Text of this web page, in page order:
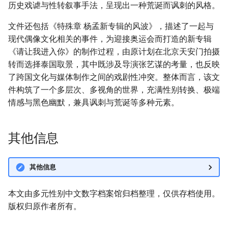
历史戏谑与性转叙事手法，呈现出一种荒诞而讽刺的风格。
文件还包括《特殊章 杨孟新专辑的风波》，描述了一起与
现代偶像文化相关的事件，为迎接奥运会而打造的新专辑
《请让我进入你》的制作过程，由原计划在北京天安门拍摄
转而选择泰国取景，其中既涉及导演张艺谋的考量，也反映
了跨国文化与媒体制作之间的戏剧性冲突。整体而言，该文
件构筑了一个多层次、多视角的世界，充满性别转换、极端
情感与黑色幽默，兼具讽刺与荒诞等多种元素。
其他信息
其他信息
本文由多元性别中文数字档案馆归档整理，仅供存档使用。
版权归原作者所有。